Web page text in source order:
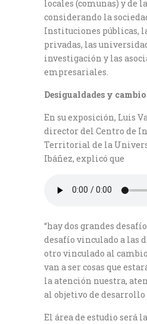
locales (comunas) y de
considerando la
Instituciones públicas,
privadas, las
investigación y las
empresariales.
Desigualdades y
En su exposición, Luis
director del Centro de
Territorial de la
Ibáñez, explicó que
“hay dos grandes
desafío vinculado a las
otro vinculado al
van a ser cosas que
la atención nuestra,
al objetivo de desarrollo
El área de estudio será